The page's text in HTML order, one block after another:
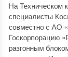
На Техническом
специалисты
совместно с АО
Госкорпорацию
разгонным